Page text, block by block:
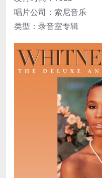
唱片公司：索尼音乐
类型：录音室专辑